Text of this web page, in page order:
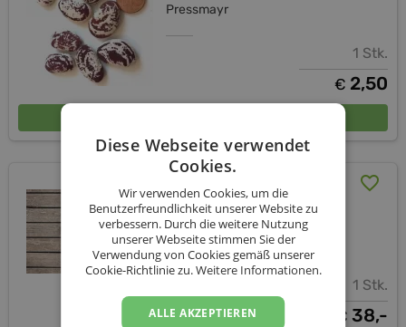
Pressmayr
1 Stk.
€ 2,50
Geschenkpaket
Pressmayr
1 Stk.
€ 38,-
Diese Webseite verwendet
Cookies.
Wir verwenden Cookies, um die
Benutzerfreundlichkeit unserer Website zu
verbessern. Durch die weitere Nutzung
unserer Webseite stimmen Sie der
Verwendung von Cookies gemäß unserer
Cookie-Richtlinie zu.Weitere Informationen.
ALLE AKZEPTIEREN